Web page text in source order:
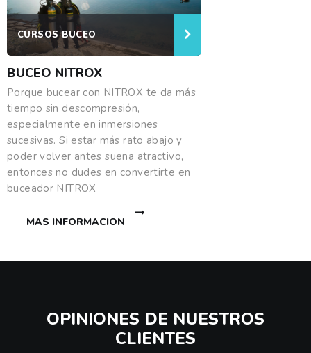
CURSOS BUCEO
BUCEO NITROX
Porque bucear con NITROX te da más
tiempo sin descompresión,
especialmente en inmersiones
sucesivas. Si estar más rato abajo y
poder volver antes suena atractivo,
entonces no dudes en convertirte en
buceador NITROX
MAS INFORMACION
OPINIONES DE NUESTROS
CLIENTES